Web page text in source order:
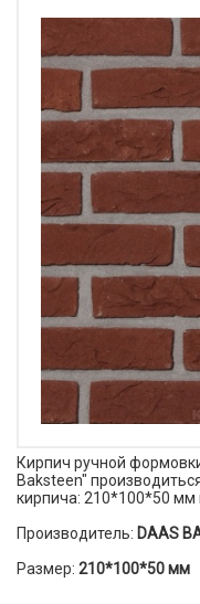
Кирпич ручной
Baksteen"
кирпича: 210*100*50 мм
Производитель: DAAS
Размер: 210*100*50 мм